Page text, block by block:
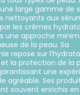
Ajouter au panier
large gamme de
nettoyants aux
les crèmes
une approche
de la peau. Sa
repose sur
la protection de la
une
agréable. Ses
souvent enrichis